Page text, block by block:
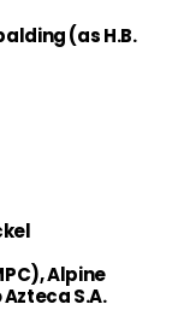
(as H.B.
Alpine
S.A.